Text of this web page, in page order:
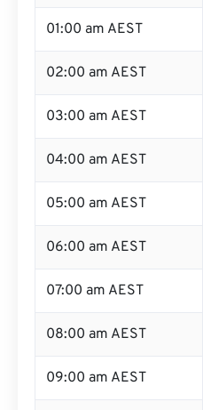
01:00 am AEST
02:00 am AEST
03:00 am AEST
04:00 am AEST
05:00 am AEST
06:00 am AEST
07:00 am AEST
08:00 am AEST
09:00 am AEST